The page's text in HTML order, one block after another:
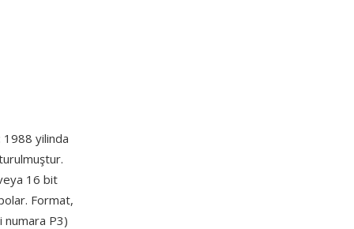
1988 yilinda
16 bit
Format,
numara P3)